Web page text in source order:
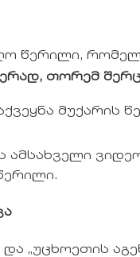
წერილი,
თორემ
მუქარის
ამსახველი
„უცხოეთის